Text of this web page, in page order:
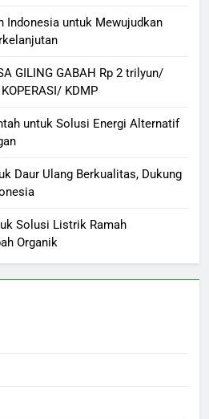
Indonesia untuk Mewujudkan
GILING GABAH Rp 2 trilyun/
KDMP
untuk Solusi Energi Alternatif
Daur Ulang Berkualitas, Dukung
Solusi Listrik Ramah
Organik